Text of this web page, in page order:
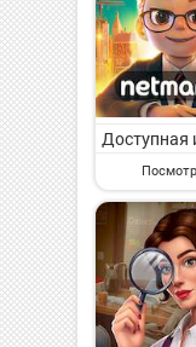
Доступная